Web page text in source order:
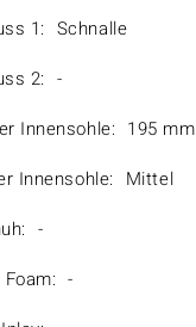
1: Schnalle
2: -
Innensohle: 195 mm
Innensohle: Mittel
-
-